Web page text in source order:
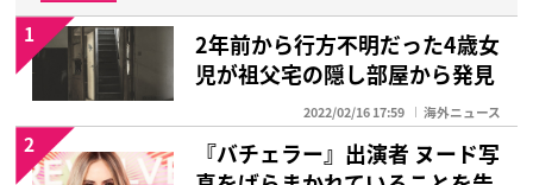
2年前から行方不明だった4歳女
児が祖父宅の隠し部屋から発見
2022/02/16 17:59 海外ニュース
1
『バチェラー』出演者 ヌード写
2